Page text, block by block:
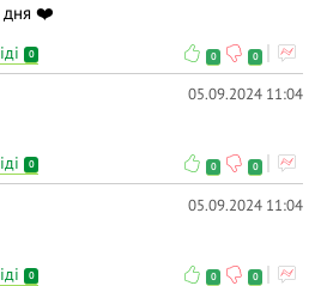
дня ❤️
0 0 0
05.09.2024 11:04
0 0 0
05.09.2024 11:04
0 0 0